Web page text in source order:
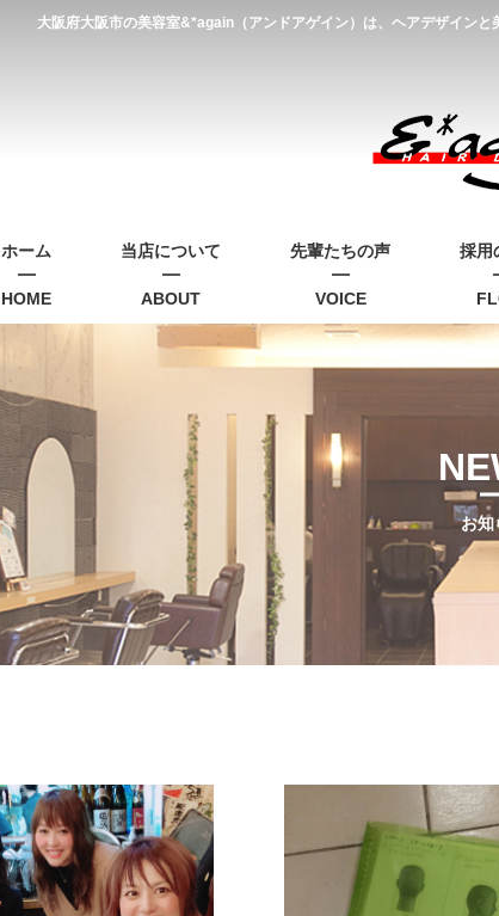
大阪府大阪市の美容室&*again（アンドアゲイン）は、ヘアデザイン
ホーム
HOME
当店について
ABOUT
先輩たちの声
VOICE
採用
お知